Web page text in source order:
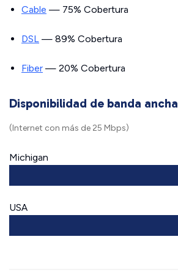
Cable — 75% Cobertura
DSL — 89% Cobertura
Fiber — 20% Cobertura
Disponibilidad de banda ancha
(Internet con más de 25 Mbps)
Michigan
USA